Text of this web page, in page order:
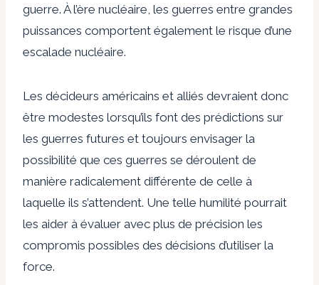
guerre. À l’ère nucléaire, les guerres entre grandes
puissances comportent également le risque d’une
escalade nucléaire.
Les décideurs américains et alliés devraient donc
être modestes lorsqu’ils font des prédictions sur
les guerres futures et toujours envisager la
possibilité que ces guerres se déroulent de
manière radicalement différente de celle à
laquelle ils s’attendent. Une telle humilité pourrait
les aider à évaluer avec plus de précision les
compromis possibles des décisions d’utiliser la
force.